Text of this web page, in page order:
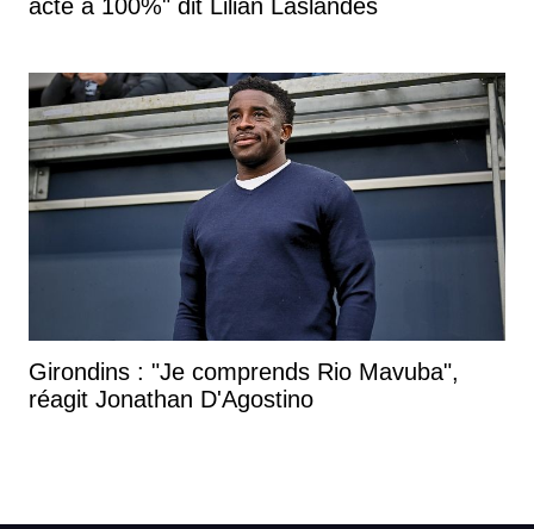
acté à 100%" dit Lilian Laslandes
Girondins : "Je comprends Rio Mavuba",
réagit Jonathan D'Agostino